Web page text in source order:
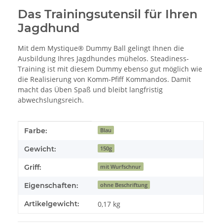
Das Trainingsutensil für Ihren
Jagdhund
Mit dem Mystique® Dummy Ball gelingt Ihnen die
Ausbildung Ihres Jagdhundes mühelos. Steadiness-
Training ist mit diesem Dummy ebenso gut möglich wie
die Realisierung von Komm-Pfiff Kommandos. Damit
macht das Üben Spaß und bleibt langfristig
abwechslungsreich.
Produkteigenschaft
Wert
Farbe: Blau
Gewicht: 150g
Griff: mit Wurfschnur
Eigenschaften: ohne Beschriftung
Artikelgewicht: 0,17 kg